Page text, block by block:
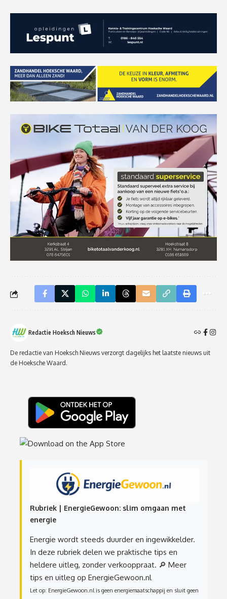
Redactie Hoeksch Nieuws
De redactie van Hoeksch Nieuws verzorgt dagelijks het laatste nieuws uit
de Hoeksche Waard.
Rubriek | EnergieGewoon: slim omgaan met
energie
Energie wordt steeds duurder en ingewikkelder.
In deze rubriek delen we praktische tips en
heldere uitleg, zonder verkooppraat. 🔎 Meer
tips en uitleg op EnergieGewoon.nl
Let op: EnergieGewoon.nl is geen energiemaatschappij en sluit geen